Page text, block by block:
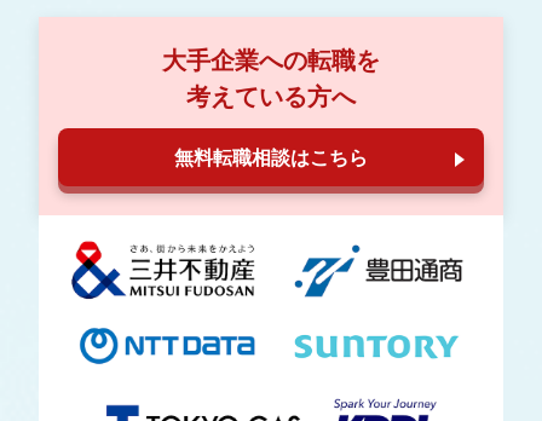
大手企業への転職を
考えている方へ
無料転職相談はこちら